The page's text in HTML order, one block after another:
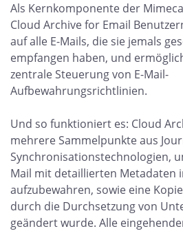
Als Kernkomponente der
Cloud Archive for Email
auf alle E-Mails, die sie jemals
empfangen haben, und
zentrale Steuerung von E-Mail-
Aufbewahrungsrichtlinien.
Und so funktioniert es: Cloud
mehrere Sammelpunkte aus
Synchronisationstechnologien,
Mail mit detaillierten Metadaten
aufzubewahren, sowie eine
durch die Durchsetzung von
geändert wurde. Alle